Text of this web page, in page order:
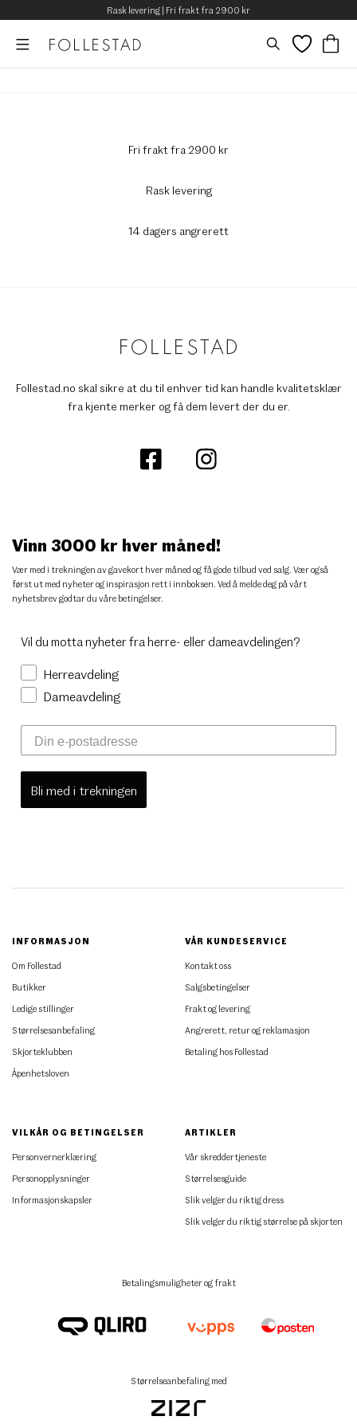
Rask levering | Fri frakt fra 2900 kr
Fri frakt fra 2900 kr
Rask levering
14 dagers angrerett
Follestad.no skal sikre at du til enhver tid kan handle kvalitetsklær
fra kjente merker og få dem levert der du er.
Vinn 3000 kr hver måned!
Vær med i trekningen av gavekort hver måned og få gode tilbud ved salg. Vær også
først ut med nyheter og inspirasjon rett i innboksen. Ved å melde deg på vårt
nyhetsbrev godtar du våre betingelser.
Vil du motta nyheter fra herre- eller dameavdelingen?
Herreavdeling
Dameavdeling
Bli med i trekningen
INFORMASJON
Om Follestad
Butikker
Ledige stillinger
Størrelsesanbefaling
Skjorteklubben
Åpenhetsloven
VÅR KUNDESERVICE
Kontakt oss
Salgsbetingelser
Frakt og levering
Angrerett, retur og reklamasjon
Betaling hos Follestad
VILKÅR OG BETINGELSER
Personvernerklæring
Personopplysninger
Informasjonskapsler
ARTIKLER
Vår skreddertjeneste
Størrelsesguide
Slik velger du riktig dress
Slik velger du riktig størrelse på skjorten
Betalingsmuligheter og frakt
Størrelseanbefaling med